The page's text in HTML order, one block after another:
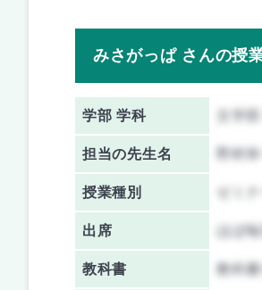
みさがっぱ さんの授
学部 学科
担当の先生名
授業種別
出席 ほぼ
教科書 教科